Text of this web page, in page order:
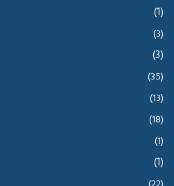
(1)
(3)
(3)
(35)
(13)
(18)
(1)
(1)